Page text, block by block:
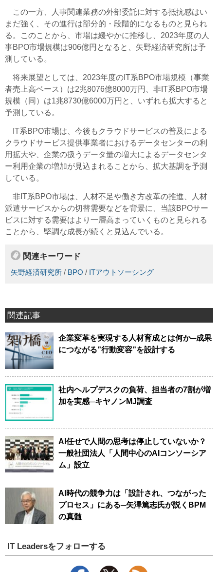
この一方、人事関連業務の外部委託に対する抵抗感はい
まだ強く、その進行は部分的・段階的になるものと見られ
る。このことから、市場は緩やかに推移し、2023年度の人
事BPO市場規模は906億円となると、矢野経済研究所は予
測している。
将来展望としては、2023年度のIT系BPO市場規模（事業
者売上高ベース）は2兆8076億8000万円、非IT系BPO市場
規模（同）は1兆8730億6000万円と、いずれも拡大すると
予測している。
IT系BPO市場は、今後もクラウドサービスの普及による
クラウドサービス提供事業者におけるデータセンターの利
用拡大や、企業の扱うデータ量の増大によるデータセンタ
ー利用企業の増加が見込まれることから、拡大基調を予測
している。
非IT系BPO市場は、人材不足や働き方改革の推進、人材
派遣サービスからの切替需要などを背景に、当該BPOサー
ビスに対する需要はより一層高まっていくものと見られる
ことから、堅調な成長が続くと見込んでいる。
関連キーワード
矢野経済研究所 / BPO / ITアウトソーシング
関連記事
企業変革を実現する人材育成とは何か─成果
につながる”行動変容”を設計する
社内ヘルプデスクの負荷、担当者の7割が増
加を実感─キヤノンMJ調査
AI任せで人間の思考は停止していないか？
一般社団法人「人間中心のAIコンソーシア
ム」設立
AI時代の競争力は「設計され、つながった
プロセス」にある─矢澤篤志氏が説くBPM
の真髄
IT Leadersをフォローする